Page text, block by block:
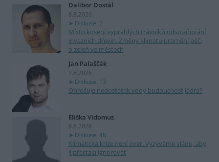
Dalibor Dostál
8.8.2026
Diskuse: 2
Místo kosení vyprahlých trávníků odstraňování
invazních dřevin. Změny klimatu promění péči
o zeleň ve městech
Jan Palaščák
7.8.2026
Diskuse: 13
Ohrožuje nedostatek vody budoucnost jádra?
Eliška Vidomus
6.8.2026
Diskuse: 48
Klimatická krize není over. Vyzýváme vládu, aby
ji přestala ignorovat